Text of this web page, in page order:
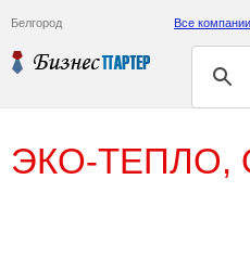
Белгород Все компании
ЭКО-ТЕПЛО,